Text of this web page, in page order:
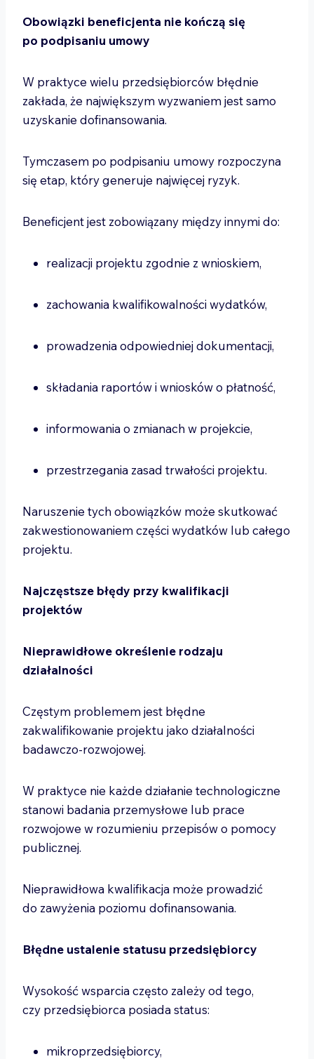
Obowiązki beneficjenta nie kończą się
po podpisaniu umowy
W praktyce wielu przedsiębiorców błędnie
zakłada, że największym wyzwaniem jest samo
uzyskanie dofinansowania.
Tymczasem po podpisaniu umowy rozpoczyna
się etap, który generuje najwięcej ryzyk.
Beneficjent jest zobowiązany między innymi do:
realizacji projektu zgodnie z wnioskiem,
zachowania kwalifikowalności wydatków,
prowadzenia odpowiedniej dokumentacji,
składania raportów i wniosków o płatność,
informowania o zmianach w projekcie,
przestrzegania zasad trwałości projektu.
Naruszenie tych obowiązków może skutkować
zakwestionowaniem części wydatków lub całego
projektu.
Najczęstsze błędy przy kwalifikacji
projektów
Nieprawidłowe określenie rodzaju
działalności
Częstym problemem jest błędne
zakwalifikowanie projektu jako działalności
badawczo-rozwojowej.
W praktyce nie każde działanie technologiczne
stanowi badania przemysłowe lub prace
rozwojowe w rozumieniu przepisów o pomocy
publicznej.
Nieprawidłowa kwalifikacja może prowadzić
do zawyżenia poziomu dofinansowania.
Błędne ustalenie statusu przedsiębiorcy
Wysokość wsparcia często zależy od tego,
czy przedsiębiorca posiada status:
mikroprzedsiębiorcy,